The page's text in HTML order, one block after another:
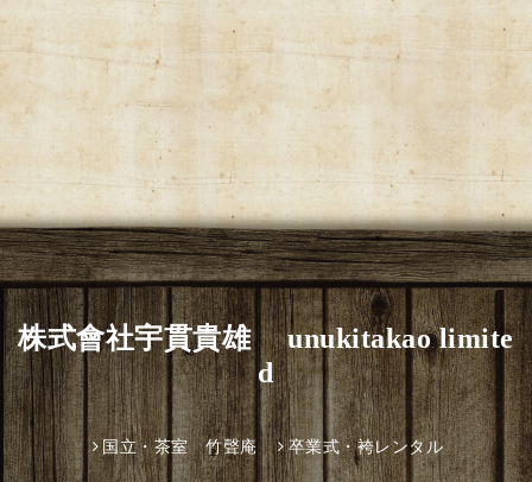
株式會社宇貫貴雄 unukitakao limite
d
国立・茶室 竹聲庵 卒業式・袴レンタル